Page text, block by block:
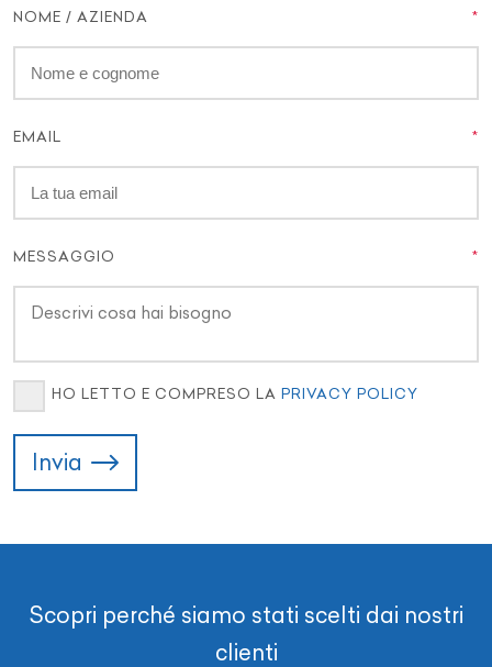
NOME / AZIENDA
EMAIL
MESSAGGIO
HO LETTO E COMPRESO LA PRIVACY POLICY
Invia
Scopri perché siamo stati scelti dai nostri
clienti